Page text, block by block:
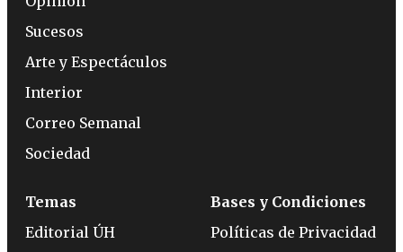
Sucesos
Arte y Espectáculos
Interior
Correo Semanal
Sociedad
Temas
Editorial ÚH
Bases y Condiciones
Políticas de Privacidad